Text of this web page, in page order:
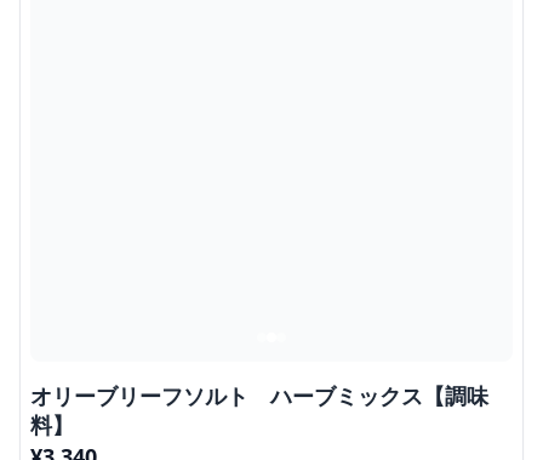
オリーブリーフソルト ハーブミックス【調味
料】